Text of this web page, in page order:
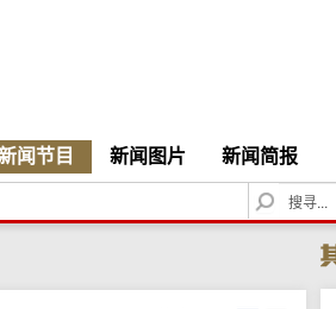
闻节目 新闻图片 新闻简报
S
e
c